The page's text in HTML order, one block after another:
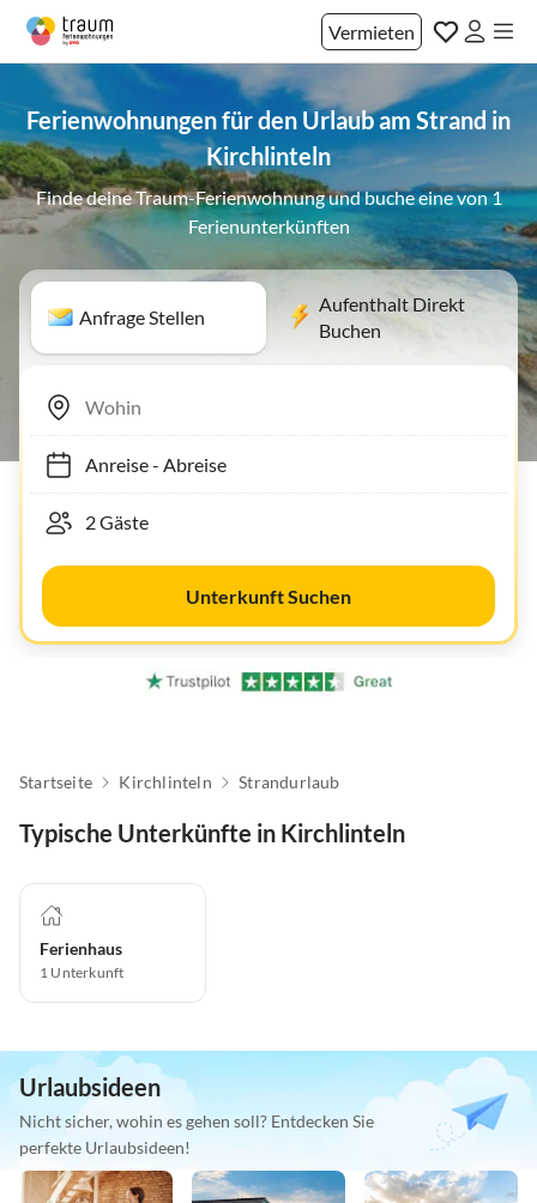
Vermieten
Ferienwohnungen für den Urlaub am Strand in
Kirchlinteln
Finde deine Traum-Ferienwohnung und buche eine von 1
Ferienunterkünften
Anfrage Stellen
Aufenthalt Direkt
Buchen
Anreise- Abreise
Unterkunft Suchen
Startseite Kirchlinteln Strandurlaub
Typische Unterkünfte in Kirchlinteln
Ferienhaus
1 Unterkunft
Urlaubsideen
Nicht sicher, wohin es gehen soll? Entdecken Sie
perfekte Urlaubsideen!